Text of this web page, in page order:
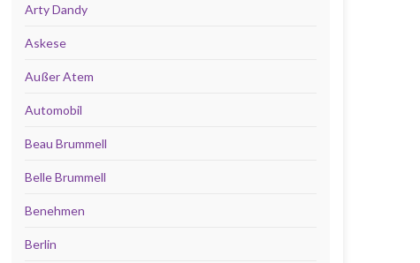
Arty Dandy
Askese
Außer Atem
Automobil
Beau Brummell
Belle Brummell
Benehmen
Berlin